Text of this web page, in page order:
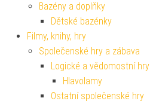
Bazény a doplňky
Dětské bazénky
Filmy, knihy, hry
Společenské hry a zábava
Logické a vědomostní hry
Hlavolamy
Ostatní společenské hry